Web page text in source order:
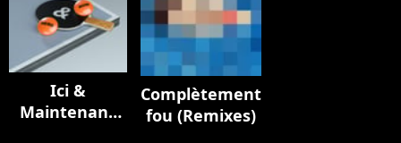
Ici &
Maintenant
Complètement
fou (Remixes)